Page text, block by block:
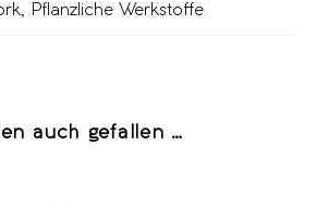
Pflanzliche Werkstoffe
auch gefallen …